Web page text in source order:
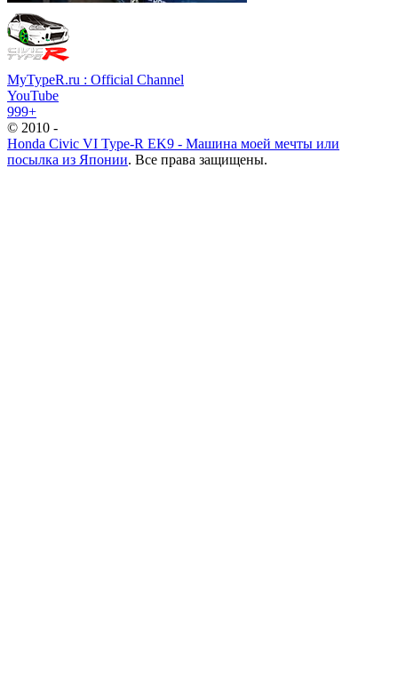
MyTypeR.ru : Official Channel
YouTube
999+
© 2010 -
Honda Civic VI Type-R EK9 - Машина моей мечты или
посылка из Японии. Все права защищены.